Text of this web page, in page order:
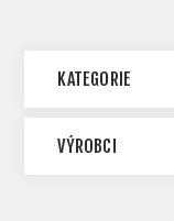
KATEGORIE
VÝROBCI